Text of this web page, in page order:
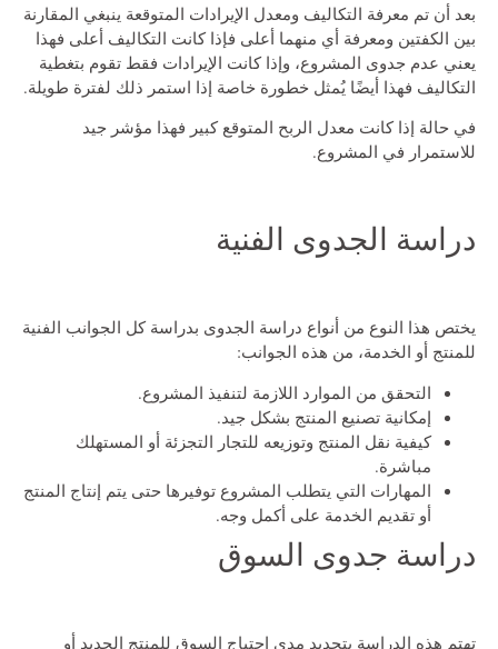
بعد أن تم معرفة التكاليف ومعدل الإيرادات المتوقعة ينبغي المقارنة
بين الكفتين ومعرفة أي منهما أعلى فإذا كانت التكاليف أعلى فهذا
يعني عدم جدوى المشروع، وإذا كانت الإيرادات فقط تقوم بتغطية
التكاليف فهذا أيضًا يُمثل خطورة خاصة إذا استمر ذلك لفترة طويلة.
في حالة إذا كانت معدل الربح المتوقع كبير فهذا مؤشر جيد
للاستمرار في المشروع.
دراسة الجدوى الفنية
يختص هذا النوع من أنواع دراسة الجدوى بدراسة كل الجوانب الفنية
للمنتج أو الخدمة، من هذه الجوانب:
التحقق من الموارد اللازمة لتنفيذ المشروع.
إمكانية تصنيع المنتج بشكل جيد.
كيفية نقل المنتج وتوزيعه للتجار التجزئة أو المستهلك
مباشرة.
المهارات التي يتطلب المشروع توفيرها حتى يتم إنتاج المنتج
أو تقديم الخدمة على أكمل وجه.
دراسة جدوى السوق
تهتم هذه الدراسة بتحديد مدى احتياج السوق للمنتج الجديد أو